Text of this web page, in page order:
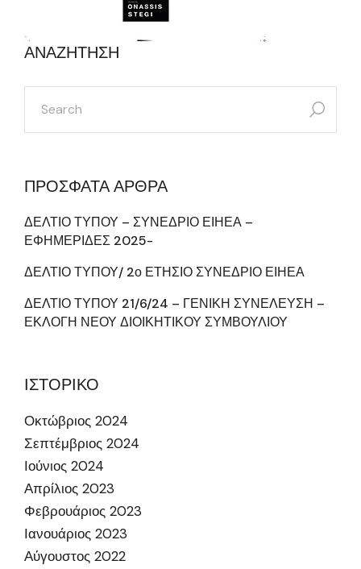
ΑΝΑΖΗΤΗΣΗ
search
for:
ΠΡΟΣΦΑΤΑ ΑΡΘΡΑ
ΔΕΛΤΙΟ ΤΥΠΟΥ – ΣΥΝΕΔΡΙΟ ΕΙΗΕΑ –
ΕΦΗΜΕΡΙΔΕΣ 2025-
ΔΕΛΤΙΟ ΤΥΠΟΥ/ 2ο ΕΤΗΣΙΟ ΣΥΝΕΔΡΙΟ ΕΙΗΕΑ
ΔΕΛΤΙΟ ΤΥΠΟΥ 21/6/24 – ΓΕΝΙΚΗ ΣΥΝΕΛΕΥΣΗ –
ΕΚΛΟΓΗ ΝΕΟΥ ΔΙΟΙΚΗΤΙΚΟΥ ΣΥΜΒΟΥΛΙΟΥ
ΙΣΤΟΡΙΚΟ
Οκτώβριος 2024
Σεπτέμβριος 2024
Ιούνιος 2024
Απρίλιος 2023
Φεβρουάριος 2023
Ιανουάριος 2023
Αύγουστος 2022